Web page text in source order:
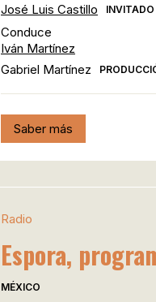
José Luis Castillo INVITADO
Conduce
Iván Martínez
Gabriel Martínez
Saber más
Radio
Espora,
MÉXICO